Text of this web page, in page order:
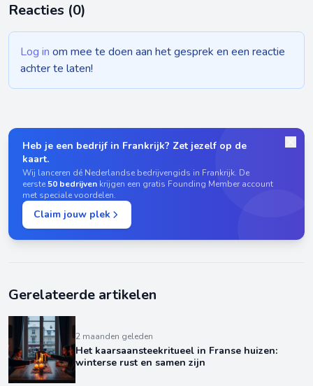
Reacties (0)
Log in om mee te doen aan het gesprek en een reactie
achter te laten!
Heb je een bedrijf in Frankrijk? Zet jezelf op de
kaart.
Wij lanceren dé Nederlandse bedrijvengids in Frankrijk. De
eerste50 bedrijven krijgen een gratis Founding Member account
met speciale voordelen.
Claim jouw plek
Gerelateerde artikelen
2 maanden geleden
Het kaarsaansteekritueel in Franse huizen:
winterse rust en samen zijn